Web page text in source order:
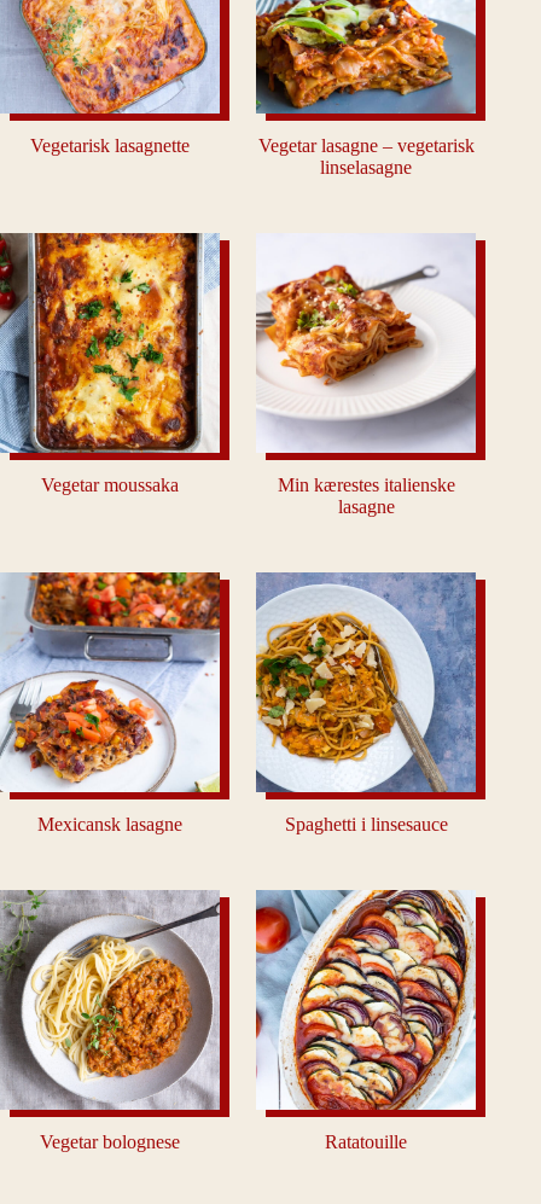
Vegetarisk lasagnette
Vegetar lasagne – vegetarisk
linselasagne
Vegetar moussaka
Min kærestes italienske
lasagne
Mexicansk lasagne Spaghetti i linsesauce
Vegetar bolognese Ratatouille